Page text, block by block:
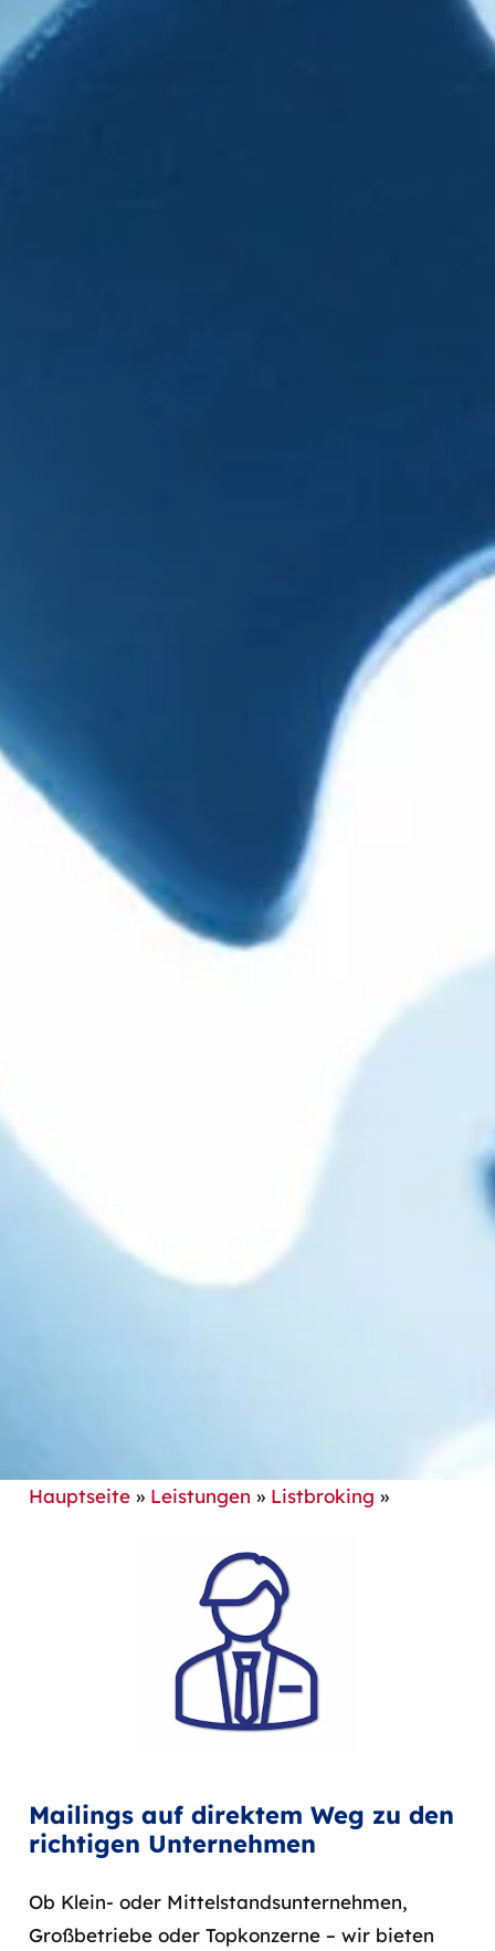
Hauptseite» Leistungen » Listbroking »
Mailings auf direktem Weg zu den
richtigen Unternehmen
Ob Klein- oder Mittelstandsunternehmen,
Großbetriebe oder Topkonzerne – wir bieten